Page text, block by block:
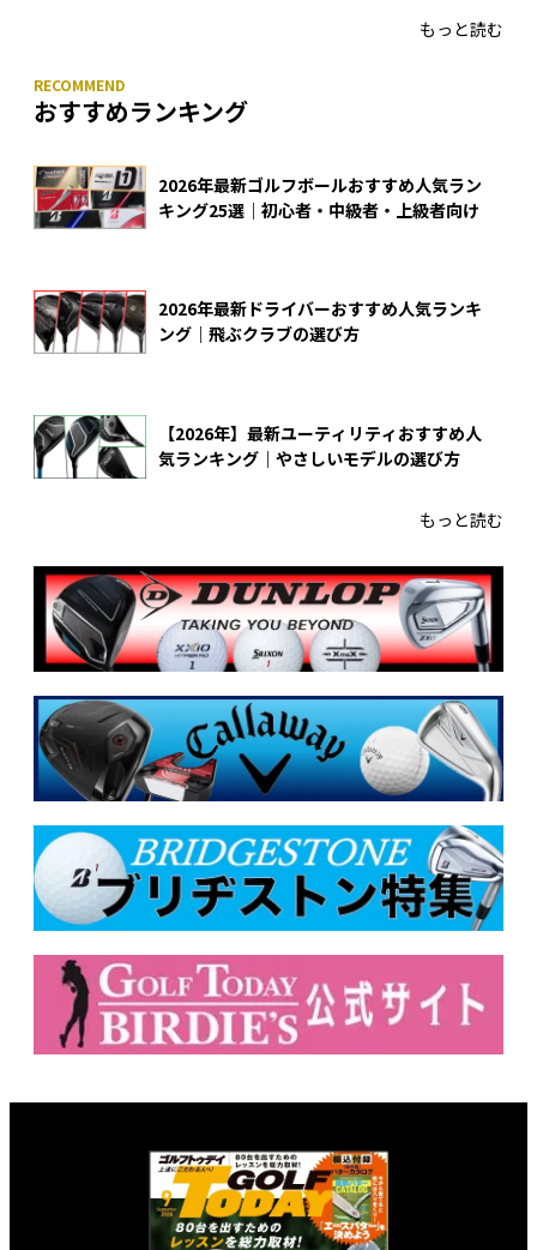
もっと読む
おすすめランキング
2026年最新ゴルフボールおすすめ人気ラン
キング25選｜初心者・中級者・上級者向け
2026年最新ドライバーおすすめ人気ランキ
ング｜飛ぶクラブの選び方
【2026年】最新ユーティリティおすすめ人
気ランキング｜やさしいモデルの選び方
もっと読む